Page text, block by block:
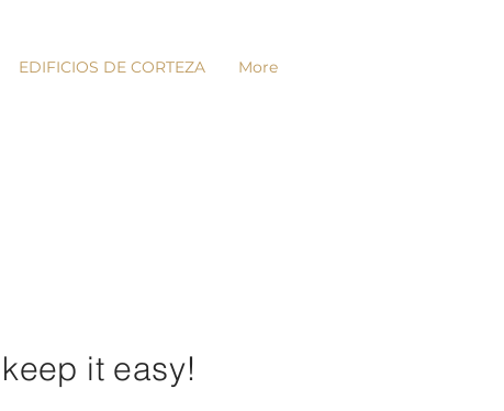
EDIFICIOS DE CORTEZA More
it easy!